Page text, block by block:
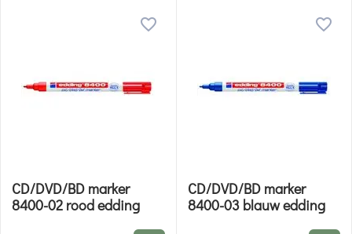
CD/DVD/BD marker
8400-02 rood edding
CD/DVD/BD marker
8400-03 blauw edding